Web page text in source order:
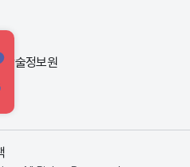
술정보원